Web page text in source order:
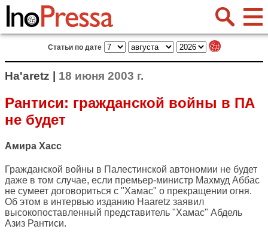
Статьи по дате
Ha'aretz | 18 июня 2003 г.
Рантиси: гражданской войны в ПА
не будет
Амира Хасс
Гражданской войны в Палестинской автономии не будет
даже в том случае, если премьер-министр Махмуд Аббас
не сумеет договориться с "Хамас" о прекращении огня.
Об этом в интервью изданию Haaretz заявил
высокопоставленный представитель "Хамас" Абдель
Азиз Рантиси.